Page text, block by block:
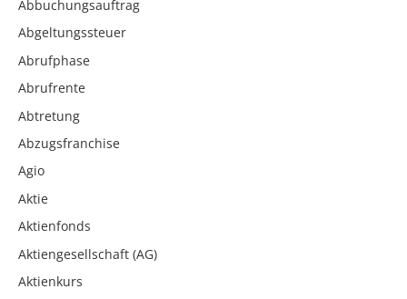
Abbuchungsauftrag
Abgeltungssteuer
Abrufphase
Abrufrente
Abtretung
Abzugsfranchise
Agio
Aktie
Aktienfonds
Aktiengesellschaft (AG)
Aktienkurs